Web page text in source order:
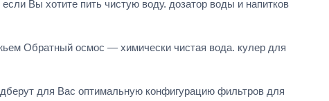
Вы хотите пить чистую воду. дозатор воды и напитков
Обратный осмос — химически чистая вода. кулер для
для Вас оптимальную конфигурацию фильтров для